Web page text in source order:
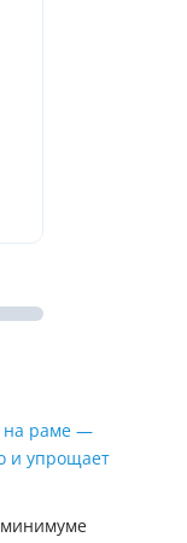
на раме —
и упрощает